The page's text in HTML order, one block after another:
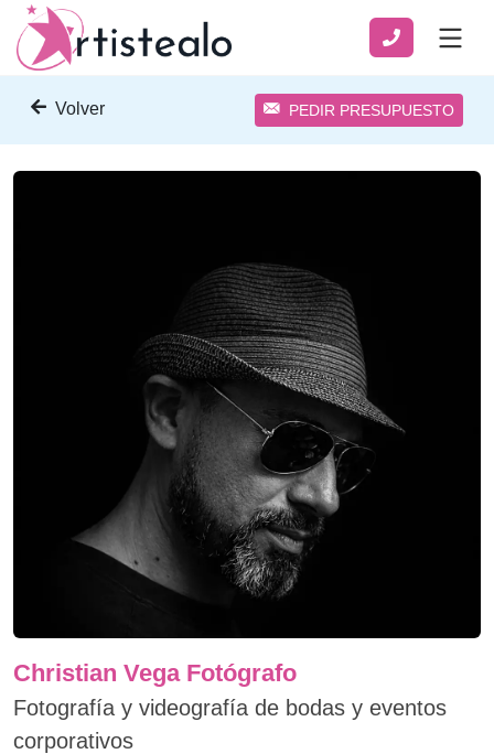
Volver PEDIR PRESUPUESTO
Christian Vega Fotógrafo
Fotografía y videografía de bodas y eventos
corporativos